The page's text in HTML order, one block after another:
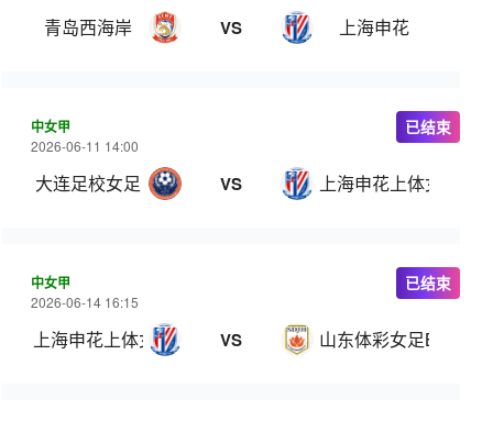
青岛西海岸 VS 上海申花
中女甲
2026-06-11 14:00
大连足校女足 VS 上海申花上体女足
已结束
中女甲
2026-06-14 16:15
上海申花上体女足 VS 山东体彩女足B队
已结束